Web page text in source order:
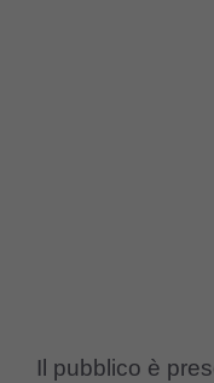
Il pubblico è